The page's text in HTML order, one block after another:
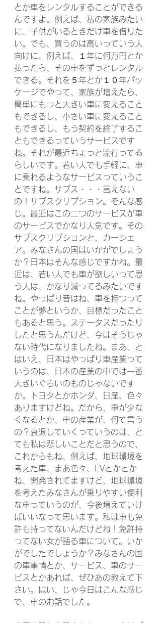
とか車をレンタルすることができる
んですよ。例えば、私の家族みたい
に、子供がいるときだけ車を借りた
い。でも、買うのは高いっていう人
向けに、例えば、１年に何万円とか
払ったら、その車をずっとレンタル
できる。それを５年とか１０年パッ
ケージでやって、家族が増えたら、
簡単にもっと大きい車に変えること
もできるし、小さい車に変えること
もできるし、もう契約を終了するこ
ともできるっていうサービスです
ね。それが最近ちょっと流行ってる
らしいです。若い人でも手軽に、車
に乗れるようなサービスっていうこ
とですね。サブス・・・言えない
の！サブスクリプション。そんな感
じ。最近はこの二つのサービスが車
のサービスでかなり人気です。その
サブスクリプションと、カーシェ
ア。みなさんの国はいかがでしょう
か？日本はそんな感じですかね。最
近は、若い人でも車が欲しいって思
う人は、かなり減ってるみたいです
ね。やっぱり昔はね、車を持つって
ことが夢というか、目標だったこと
もあると思う。ステータスだったり
したと思うんだけど、今はそうじゃ
ない時代になりましたね。まあ、と
はいえ、日本はやっぱり車産業って
いうのは、日本の産業の中では一番
大きいぐらいのものじゃないです
か。トヨタとかホンダ、日産、色々
ありますけどね。だから、車が少な
くなるとか、車の産業が、何て言う
の？衰退していくっていうのは、と
ても私は悲しいことだと思うので、
これからもね、例えば、地球環境を
考えた車、まあ色々、EVとかとか
ね、開発されてますけど、地球環境
を考えたみなさんが乗りやすい便利
な車っていうのが、今後増えていけ
ばいいなって思います。私は車も免
許も持ってないんだけどね！免許持
ってない女が語る車について。いか
がでしたでしょうか？みなさんの国
の車事情とか、サービス、車のサー
ビスとかあれば、ぜひあの教えて下
さい。はい、じゃ今日はこんな感じ
で、車のお話でした。